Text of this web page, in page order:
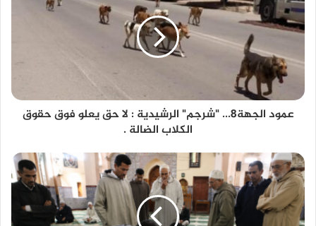
عمود الجهة8... "شرجم" الرشيدية : لا حق يعلو فوق حقوق
الكلاب الضالة .